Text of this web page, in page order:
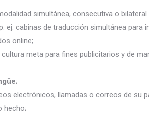
simultánea, consecutiva o
ej. cabinas de traducción simultánea
online;
meta para fines publicitarios y de
;
electrónicos, llamadas o correos de su
hecho;